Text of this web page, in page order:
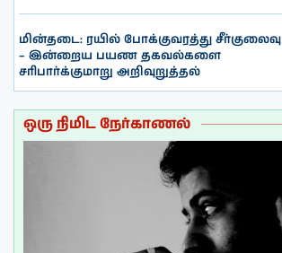
மின்தடை: ரயில் போக்குவரத்து சீர்குலைவு
– இன்றைய பயண தகவல்களை
சரிபார்க்குமாறு அறிவுறுத்தல்
ஒரு நிமிட நேர்காணல்